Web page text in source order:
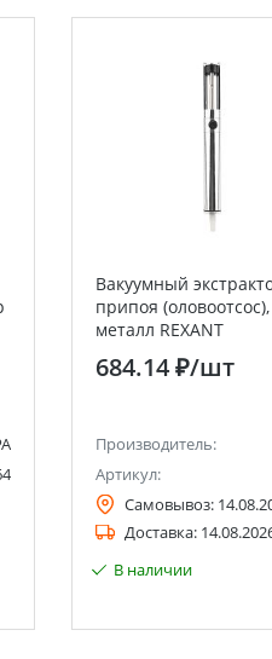
Вакуумный
припоя (оловоотсос),
металл REXANT
684.14 ₽/шт
Производитель:
Артикул:
Самовывоз:
Доставка:
В наличии